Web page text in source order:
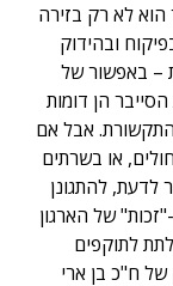
לא רק בזירה
ובהידוק
– באפשור של
הן דומות
התקשורת. אבל אם
או בשרתים
לדעת, להתגונן
של הארגון
לתוקפים
ח"כ בן ארי